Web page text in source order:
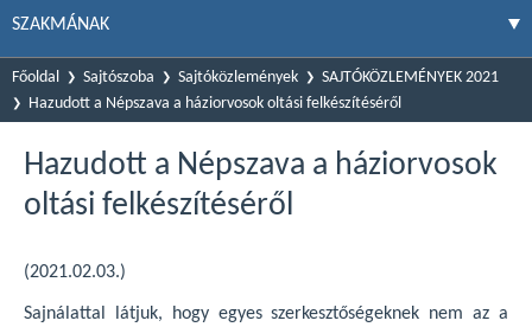
SZAKMÁNAK
Főoldal Sajtószoba Sajtóközlemények
SAJTÓKÖZLEMÉNYEK 2021
Hazudott a Népszava a háziorvosok oltási felkészítéséről
Hazudott a Népszava a háziorvosok
oltási felkészítéséről
(2021.02.03.)
Sajnálattal látjuk, hogy egyes szerkesztőségeknek nem az a